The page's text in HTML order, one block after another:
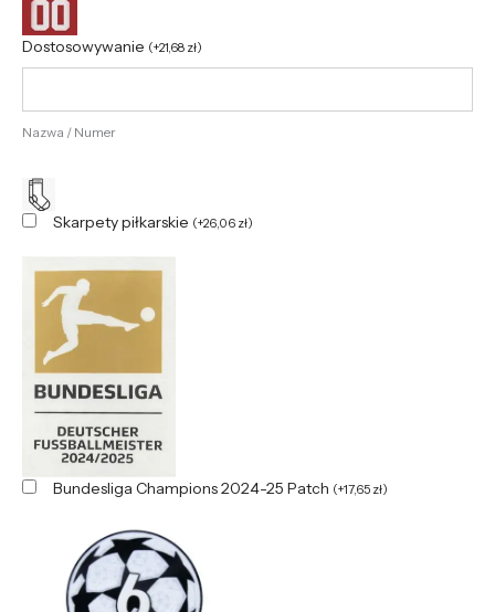
Dostosowywanie (+21,68 zł)
Nazwa / Numer
Skarpety piłkarskie (+26,06 zł)
Bundesliga Champions 2024-25 Patch (+17,65 zł)